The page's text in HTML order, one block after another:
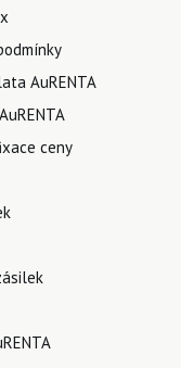
AuRENTA
ceny